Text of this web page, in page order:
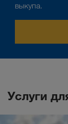
выкупа.
Услуги